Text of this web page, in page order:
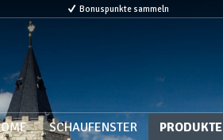
Bonuspunkte sammeln
SCHAUFENSTER PRODUKTE